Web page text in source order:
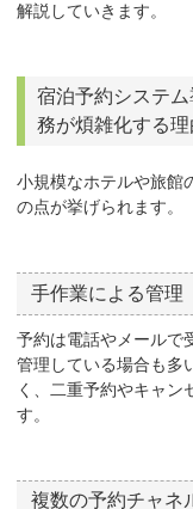
解説していきます。
宿泊予約システ
務が煩雑化する理
小規模なホテルや旅館
の点が挙げられます。
手作業による管理
予約は電話やメールで
管理している場合も多
く、二重予約やキャン
す。
複数の予約チャネ